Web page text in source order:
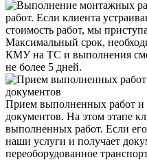
работ. Если клиента
стоимость работ, мы
Максимальный срок,
КМУ на ТС и выполнения
не более 5 дней.
Прием выполненных работ
документов. На этом этапе
выполненных работ. Если его
наши услуги и получает
переоборудованное